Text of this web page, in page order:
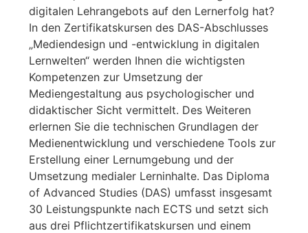
digitalen Lehrangebots auf den Lernerfolg hat?
In den Zertifikatskursen des DAS-Abschlusses
„Mediendesign und -entwicklung in digitalen
Lernwelten“ werden Ihnen die wichtigsten
Kompetenzen zur Umsetzung der
Mediengestaltung aus psychologischer und
didaktischer Sicht vermittelt. Des Weiteren
erlernen Sie die technischen Grundlagen der
Medienentwicklung und verschiedene Tools zur
Erstellung einer Lernumgebung und der
Umsetzung medialer Lerninhalte. Das Diploma
of Advanced Studies (DAS) umfasst insgesamt
30 Leistungspunkte nach ECTS und setzt sich
aus drei Pflichtzertifikatskursen und einem